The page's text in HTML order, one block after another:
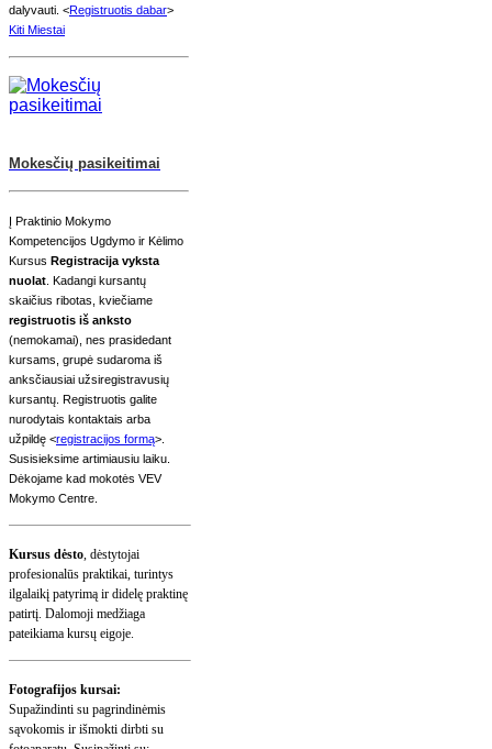
dalyvauti. <Registruotis dabar>
Kiti Miestai
Mokesčių pasikeitimai
Į Praktinio Mokymo
Kompetencijos Ugdymo ir Kėlimo
Kursus Registracija vyksta
nuolat . Kadangi kursantų
skaičius ribotas, kviečiame
registruotis iš anksto
(nemokamai), nes prasidedant
kursams, grupė sudaroma iš
anksčiausiai užsiregistravusių
kursantų. Registruotis galite
nurodytais kontaktais arba
užpildę <registracijos formą>.
Susisieksime artimiausiu laiku.
Dėkojame kad mokotės VEV
Mokymo Centre.
Kursus dėsto, dėstytojai
profesionalūs praktikai, turintys
ilgalaikį patyrimą ir didelę praktinę
patirtį. Dalomoji medžiaga
pateikiama kursų eigoje.
Fotografijos kursai:
Supažindinti su pagrindinėmis
sąvokomis ir išmokti dirbti su